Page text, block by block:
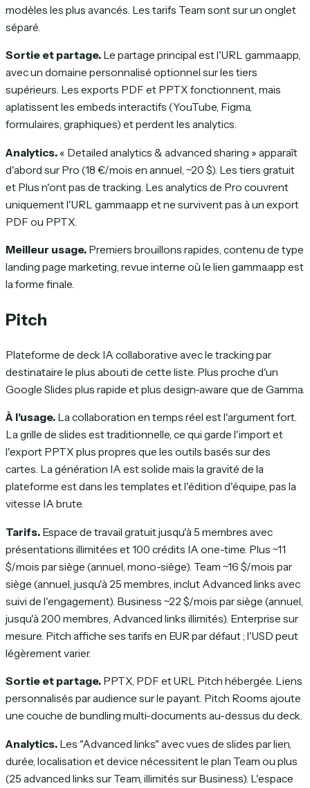
modèles les plus avancés. Les tarifs Team sont sur un onglet
séparé.
Sortie et partage. Le partage principal est l'URL gamma.app,
avec un domaine personnalisé optionnel sur les tiers
supérieurs. Les exports PDF et PPTX fonctionnent, mais
aplatissent les embeds interactifs (YouTube, Figma,
formulaires, graphiques) et perdent les analytics.
Analytics. « Detailed analytics & advanced sharing » apparaît
d'abord sur Pro (18 €/mois en annuel, ~20 $). Les tiers gratuit
et Plus n'ont pas de tracking. Les analytics de Pro couvrent
uniquement l'URL gamma.app et ne survivent pas à un export
PDF ou PPTX.
Meilleur usage. Premiers brouillons rapides, contenu de type
landing page marketing, revue interne où le lien gamma.app est
la forme finale.
Pitch
Plateforme de deck IA collaborative avec le tracking par
destinataire le plus abouti de cette liste. Plus proche d'un
Google Slides plus rapide et plus design-aware que de Gamma.
À l'usage. La collaboration en temps réel est l'argument fort.
La grille de slides est traditionnelle, ce qui garde l'import et
l'export PPTX plus propres que les outils basés sur des
cartes. La génération IA est solide mais la gravité de la
plateforme est dans les templates et l'édition d'équipe, pas la
vitesse IA brute.
Tarifs. Espace de travail gratuit jusqu'à 5 membres avec
présentations illimitées et 100 crédits IA one-time. Plus ~11
$/mois par siège (annuel, mono-siège). Team ~16 $/mois par
siège (annuel, jusqu'à 25 membres, inclut Advanced links avec
suivi de l'engagement). Business ~22 $/mois par siège (annuel,
jusqu'à 200 membres, Advanced links illimités). Enterprise sur
mesure. Pitch affiche ses tarifs en EUR par défaut ; l'USD peut
légèrement varier.
Sortie et partage. PPTX, PDF et URL Pitch hébergée. Liens
personnalisés par audience sur le payant. Pitch Rooms ajoute
une couche de bundling multi-documents au-dessus du deck.
Analytics. Les "Advanced links" avec vues de slides par lien,
durée, localisation et device nécessitent le plan Team ou plus
(25 advanced links sur Team, illimités sur Business). L'espace